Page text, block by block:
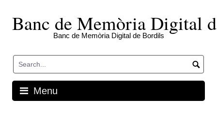
contentBanc de Memòria Digital
Banc de Memòria Digital de Bordils
Menu